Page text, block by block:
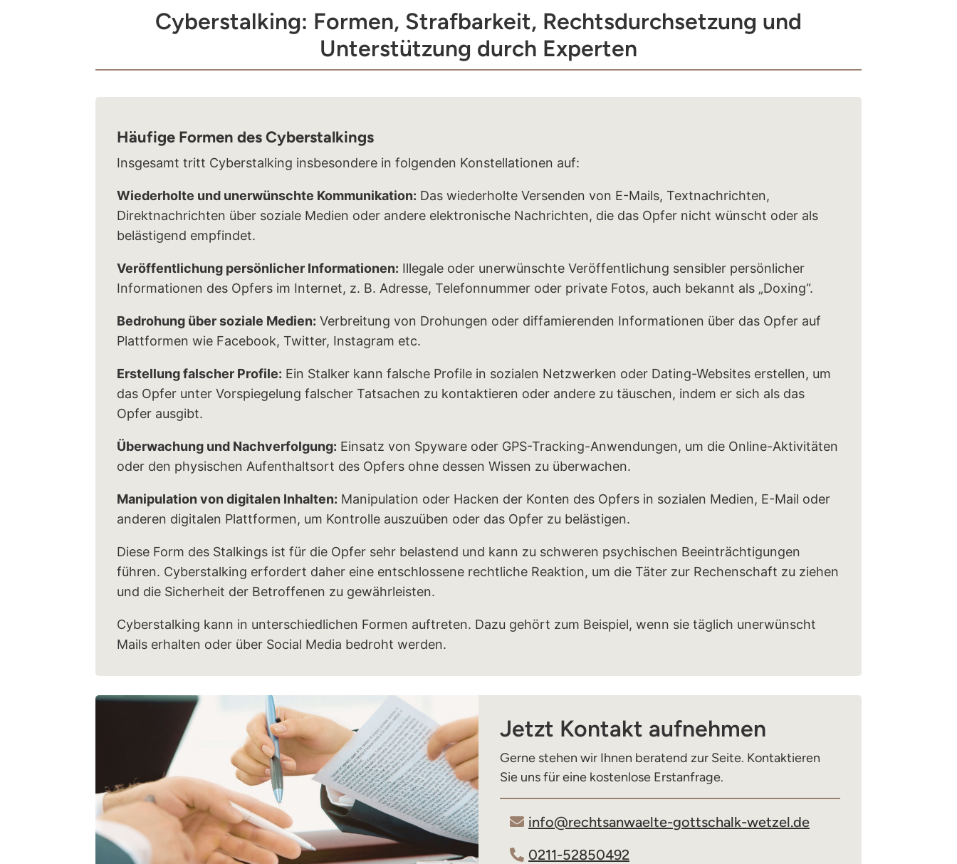
Cyberstalking: Formen, Strafbarkeit, Rechtsdurchsetzung und
Unterstützung durch Experten
Häufige Formen des Cyberstalkings
Insgesamt tritt Cyberstalking insbesondere in folgenden Konstellationen auf:
Wiederholte und unerwünschte Kommunikation: Das wiederholte Versenden von E-Mails, Textnachrichten,
Direktnachrichten über soziale Medien oder andere elektronische Nachrichten, die das Opfer nicht wünscht oder als
belästigend empfindet.
Veröffentlichung persönlicher Informationen: Illegale oder unerwünschte Veröffentlichung sensibler persönlicher
Informationen des Opfers im Internet, z. B. Adresse, Telefonnummer oder private Fotos, auch bekannt als „Doxing“.
Bedrohung über soziale Medien: Verbreitung von Drohungen oder diffamierenden Informationen über das Opfer auf
Plattformen wie Facebook, Twitter, Instagram etc.
Erstellung falscher Profile: Ein Stalker kann falsche Profile in sozialen Netzwerken oder Dating-Websites erstellen, um
das Opfer unter Vorspiegelung falscher Tatsachen zu kontaktieren oder andere zu täuschen, indem er sich als das
Opfer ausgibt.
Überwachung und Nachverfolgung: Einsatz von Spyware oder GPS-Tracking-Anwendungen, um die Online-Aktivitäten
oder den physischen Aufenthaltsort des Opfers ohne dessen Wissen zu überwachen.
Manipulation von digitalen Inhalten: Manipulation oder Hacken der Konten des Opfers in sozialen Medien, E-Mail oder
anderen digitalen Plattformen, um Kontrolle auszuüben oder das Opfer zu belästigen.
Diese Form des Stalkings ist für die Opfer sehr belastend und kann zu schweren psychischen Beeinträchtigungen
führen. Cyberstalking erfordert daher eine entschlossene rechtliche Reaktion, um die Täter zur Rechenschaft zu ziehen
und die Sicherheit der Betroffenen zu gewährleisten.
Cyberstalking kann in unterschiedlichen Formen auftreten. Dazu gehört zum Beispiel, wenn sie täglich unerwünscht
Mails erhalten oder über Social Media bedroht werden.
Jetzt Kontakt aufnehmen
Gerne stehen wir Ihnen beratend zur Seite. Kontaktieren
Sie uns für eine kostenlose Erstanfrage.
info@rechtsanwaelte-gottschalk-wetzel.de
0211-52850492